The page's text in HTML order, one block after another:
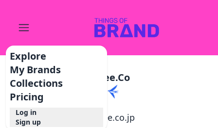
Explore
My Brands
Collections
Pricing
Log in
Sign up
Freee.co
freee.co.jp